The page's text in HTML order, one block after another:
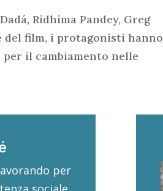
Ridhima Pandey, Greg
del film, i protagonisti hanno
il cambiamento nelle
per